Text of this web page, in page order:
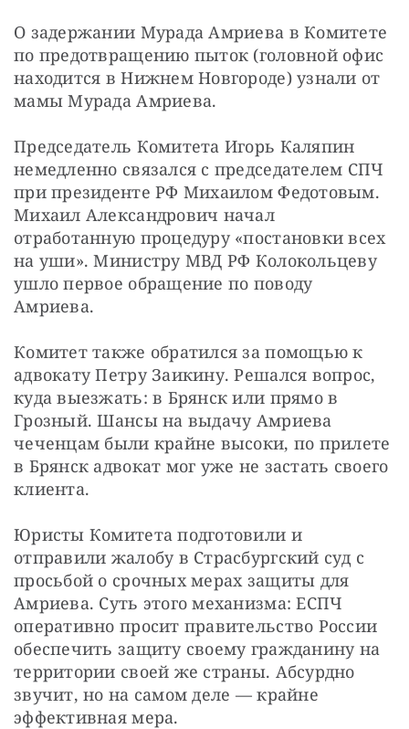
О задержании Мурада Амриева в Комитете
по предотвращению пыток (головной офис
находится в Нижнем Новгороде) узнали от
мамы Мурада Амриева.
Председатель Комитета Игорь Каляпин
немедленно связался с председателем СПЧ
при президенте РФ Михаилом Федотовым.
Михаил Александрович начал
отработанную процедуру «постановки всех
на уши». Министру МВД РФ Колокольцеву
ушло первое обращение по поводу
Амриева.
Комитет также обратился за помощью к
адвокату Петру Заикину. Решался вопрос,
куда выезжать: в Брянск или прямо в
Грозный. Шансы на выдачу Амриева
чеченцам были крайне высоки, по прилете
в Брянск адвокат мог уже не застать своего
клиента.
Юристы Комитета подготовили и
отправили жалобу в Страсбургский суд с
просьбой о срочных мерах защиты для
Амриева. Суть этого механизма: ЕСПЧ
оперативно просит правительство России
обеспечить защиту своему гражданину на
территории своей же страны. Абсурдно
звучит, но на самом деле — крайне
эффективная мера.